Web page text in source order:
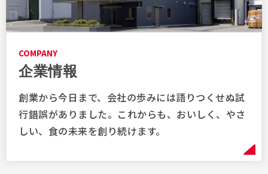
COMPANY
企業情報
創業から今日まで、会社の歩みには語りつくせぬ試
行錯誤がありました。これからも、おいしく、やさ
しい、食の未来を創り続けます。